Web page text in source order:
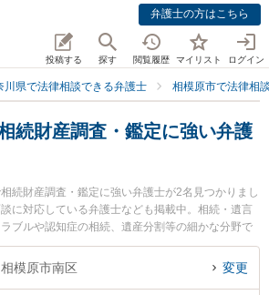
弁護士の方はこちら
投稿する 探す 閲覧履歴 マイリスト ログイン
川県で法律相談できる弁護士 相模原市で法律相
続財産調査・鑑定に強い弁護
続財産調査・鑑定に強い弁護士が2名見つかりまし
に対応している弁護士なども掲載中。相続・遺言
ブルや認知症の相続、遺産分割等の細かな分野で
す。特に細貝総合法律事務所の細貝 惟大弁護士や
実弁護士のプロフィール情報や弁護士費用、強み
模原市南区 変更